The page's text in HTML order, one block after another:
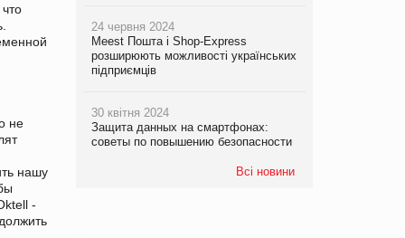
не
нашу
-
24 червня 2024
Meest Пошта і Shop-Express
розширюють можливості українських
підприємців
30 квітня 2024
Защита данных на смартфонах:
советы по повышению безопасности
Всі новини